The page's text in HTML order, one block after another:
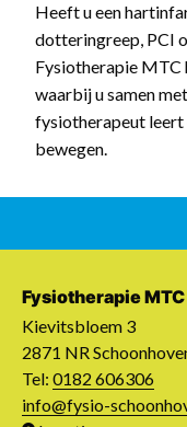
Heeft u een
dotteringreep, PCI
Fysiotherapie MTC
waarbij u samen
fysiotherapeut leert
bewegen.
Fysiotherapie
Kievitsbloem 3
2871 NR
Tel: 0182 606306
info@fysio-